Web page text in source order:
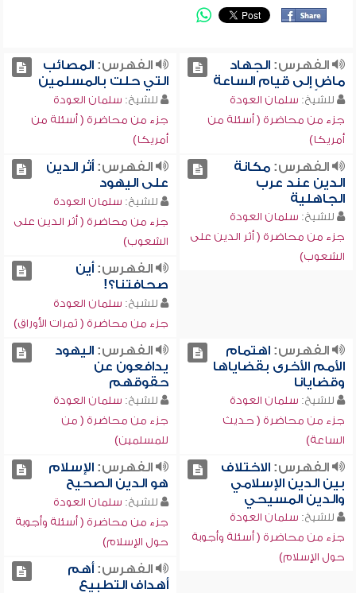
الفهرس:الجهاد
ماضٍ إلى قيام الساعة
للشيخ: سلمان العودة
جزء من محاضرة ( أسئلة من
أمريكا)
الفهرس:المصائب
التي حلت بالمسلمين
للشيخ: سلمان العودة
جزء من محاضرة ( أسئلة من
أمريكا)
الفهرس:مكانة
الدين عند عرب
الجاهلية
للشيخ: سلمان العودة
جزء من محاضرة ( أثر الدين على
الشعوب)
الفهرس:أثر الدين
على اليهود
للشيخ: سلمان العودة
جزء من محاضرة ( أثر الدين على
الشعوب)
الفهرس:أين
صحافتنا؟!
للشيخ: سلمان العودة
جزء من محاضرة ( ثمرات الأوراق)
الفهرس:اهتمام
الأمم الأخرى بقضاياها
وقضايانا
للشيخ: سلمان العودة
جزء من محاضرة ( حديث
الساعة)
الفهرس:اليهود
يدافعون عن
حقوقهم
للشيخ: سلمان العودة
جزء من محاضرة ( من
للمسلمين)
الفهرس:الاختلاف
بين الدين الإسلامي
والدين المسيحي
للشيخ: سلمان العودة
جزء من محاضرة ( أسئلة وأجوبة
حول الإسلام)
الفهرس:الإسلام
هو الدين الصحيح
للشيخ: سلمان العودة
جزء من محاضرة ( أسئلة وأجوبة
حول الإسلام)
الفهرس:أهم
أهداف التطبيع